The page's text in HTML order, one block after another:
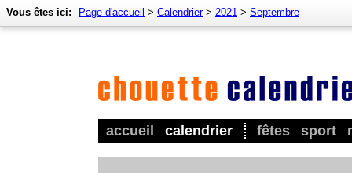
accueil calendrier fêtes sport
Vous êtes ici: Page d'accueil > Calendrier> 2021 > Septembre